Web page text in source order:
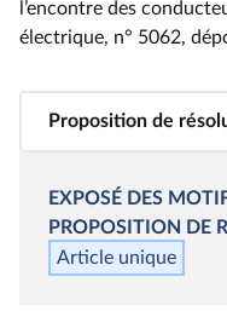
l’encontre des
électrique, n° 5062,
Proposition de
EXPOSÉ DES
PROPOSITION DE
Article unique